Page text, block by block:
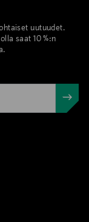
uutuudet.
saat 10 %:n